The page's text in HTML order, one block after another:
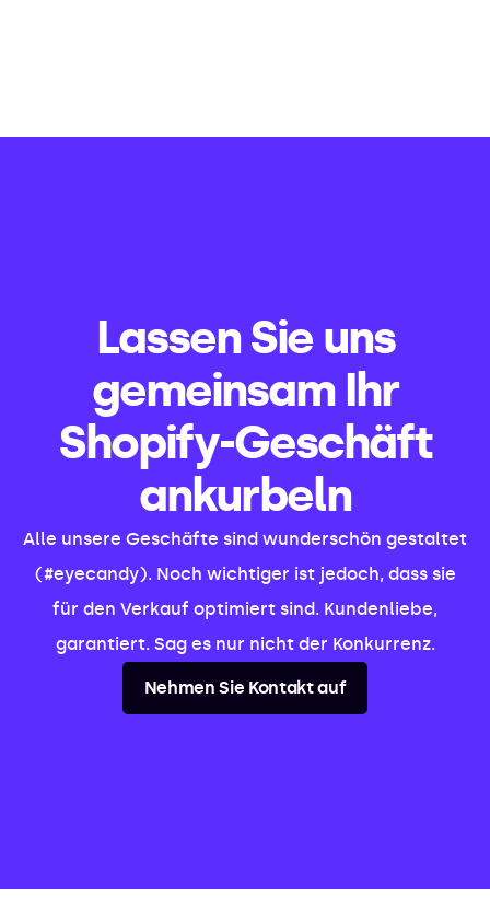
Lassen Sie uns
gemeinsam Ihr
Shopify-Geschäft
ankurbeln
Alle unsere Geschäfte sind wunderschön gestaltet
(#eyecandy). Noch wichtiger ist jedoch, dass sie
für den Verkauf optimiert sind. Kundenliebe,
garantiert. Sag es nur nicht der Konkurrenz.
Nehmen Sie Kontakt auf